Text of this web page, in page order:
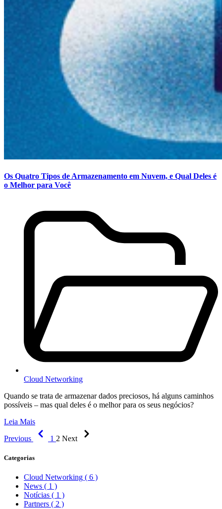
Os Quatro Tipos de Armazenamento em Nuvem, e Qual Deles é
o Melhor para Você
Cloud Networking
Quando se trata de armazenar dados preciosos, há alguns caminhos
possíveis – mas qual deles é o melhor para os seus negócios?
Leia Mais
Previous
1 2 Next
Categorias
Cloud Networking ( 6 )
News ( 1 )
Notícias ( 1 )
Partners ( 2 )